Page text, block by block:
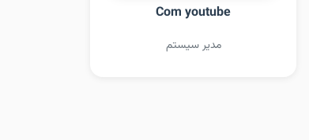
Com youtube
مدیر سیستم